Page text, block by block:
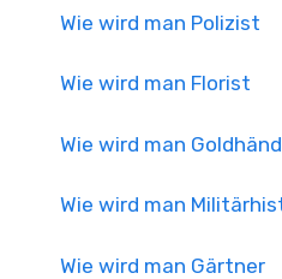
Wie wird man Polizist
Wie wird man Florist
Wie wird man
Wie wird man
Wie wird man Gärtner